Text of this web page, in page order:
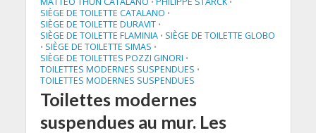
SIÈGE DE TOILETTE CATALANO •
SIÈGE DE TOILETTE DURAVIT •
SIÈGE DE TOILETTE FLAMINIA • SIÈGE DE TOILETTE GLOBO
• SIÈGE DE TOILETTE SIMAS •
SIÈGE DE TOILETTES POZZI GINORI •
TOILETTES MODERNES SUSPENDUES •
TOILETTES MODERNES SUSPENDUES
Toilettes modernes
suspendues au mur. Les